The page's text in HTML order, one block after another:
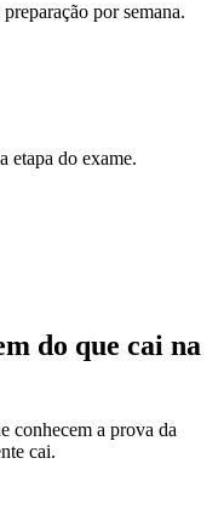
por semana.
etapa do exame.
do que cai na
conhecem a prova da
cai.